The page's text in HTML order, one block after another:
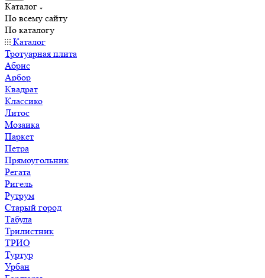
Каталог
По всему сайту
По каталогу
Каталог
Тротуарная плита
Абрис
Арбор
Квадрат
Классико
Литос
Мозаика
Паркет
Петра
Прямоугольник
Регата
Ригель
Рутрум
Старый город
Табула
Трилистник
ТРИО
Туртур
Урбан